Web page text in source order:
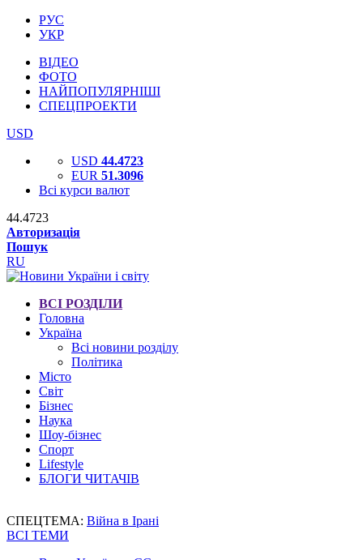
РУС
УКР
ВІДЕО
ФОТО
НАЙПОПУЛЯРНІШІ
СПЕЦПРОЕКТИ
USD
USD 44.4723
EUR 51.3096
Всі курси валют
44.4723
Авторизація
Пошук
RU
ВСІ РОЗДІЛИ
Головна
Україна
Всі новини розділу
Політика
Місто
Світ
Бізнес
Наука
Шоу-бізнес
Спорт
Lifestyle
БЛОГИ ЧИТАЧІВ
СПЕЦТЕМА: Війна в Ірані
ВСІ ТЕМИ